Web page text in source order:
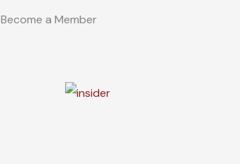
Become a Member